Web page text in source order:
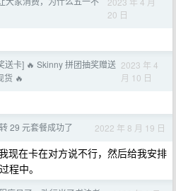
20 日
送卡] 🔥 Skinny 拼团抽奖赠送
货 🔥
2023 年 4
月 10 日
29 元套餐成功了 2022 年 8 月 19 日
现在卡在对方说不行，然后给我安排
程中。